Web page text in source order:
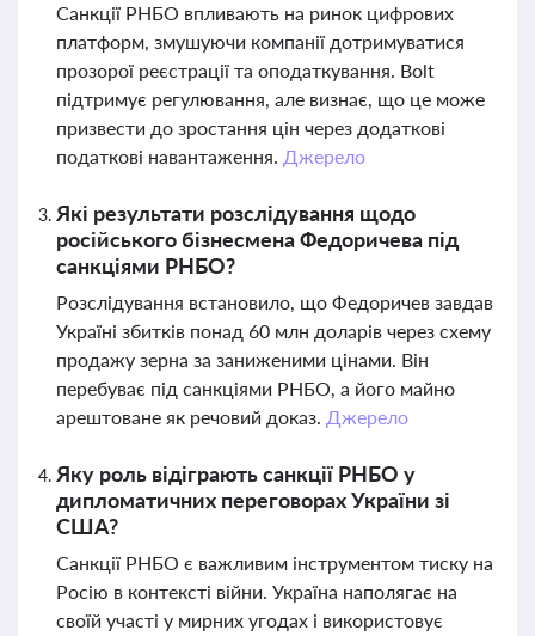
Санкції РНБО впливають на ринок цифрових
платформ, змушуючи компанії дотримуватися
прозорої реєстрації та оподаткування. Bolt
підтримує регулювання, але визнає, що це може
призвести до зростання цін через додаткові
податкові навантаження. Джерело
Які результати розслідування щодо
російського бізнесмена Федоричева під
санкціями РНБО?
Розслідування встановило, що Федоричев завдав
Україні збитків понад 60 млн доларів через схему
продажу зерна за заниженими цінами. Він
перебуває під санкціями РНБО, а його майно
арештоване як речовий доказ. Джерело
Яку роль відіграють санкції РНБО у
дипломатичних переговорах України зі
США?
Санкції РНБО є важливим інструментом тиску на
Росію в контексті війни. Україна наполягає на
своїй участі у мирних угодах і використовує